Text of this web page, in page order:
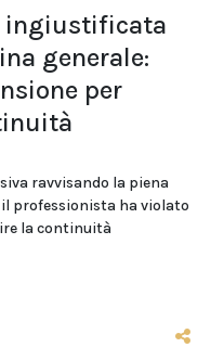
ingiustificata
generale:
per
ravvisando la piena
professionista ha violato
la continuità